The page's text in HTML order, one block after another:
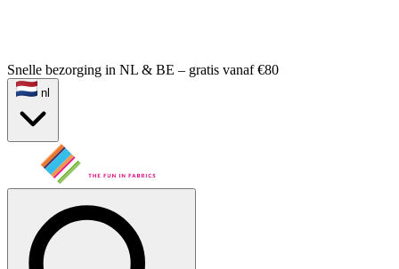
Snelle bezorging in NL & BE – gratis vanaf €80
nl